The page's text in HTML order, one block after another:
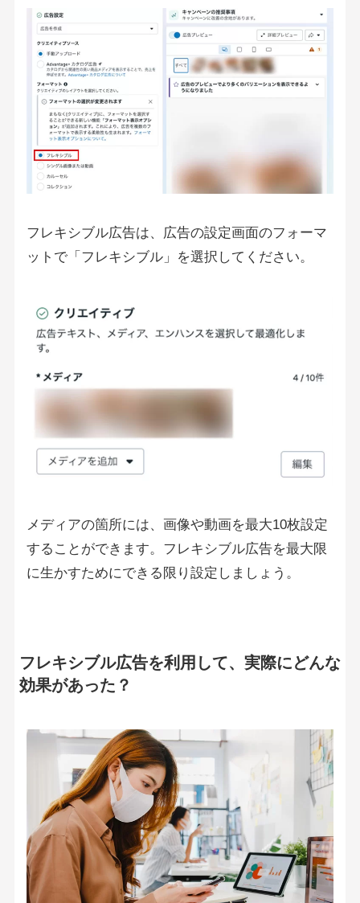
フレキシブル広告は、広告の設定画面のフォーマ
ットで「フレキシブル」を選択してください。
メディアの箇所には、画像や動画を最大10枚設定
することができます。フレキシブル広告を最大限
に生かすためにできる限り設定しましょう。
フレキシブル広告を利用して、実際にどんな
効果があった？